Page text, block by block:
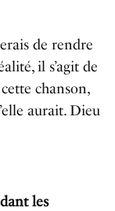
de rendre
il s’agit de
chanson,
aurait. Dieu
les